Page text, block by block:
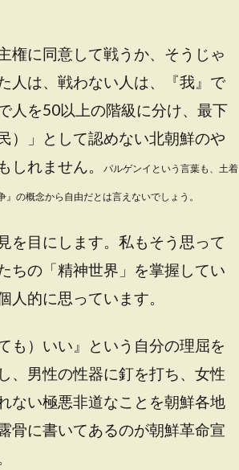
権に同意して戦うか、そうじゃ
人は、戦わない人は、『我』で
人を50以上の階級に分け、最下
）」として認めない北朝鮮のや
しれません。
パルゲンイという言葉も、土着
の概念から自由だとは言えないでしょう。
を目にします。私もそう思って
ちの「精神世界」を掌握してい
的に思っています。
も）いい』という自分の理屈を
、男性の性器に釘を打ち、女性
ない極悪非道なことを朝鮮各地
骨に書いてあるのが朝鮮革命宣